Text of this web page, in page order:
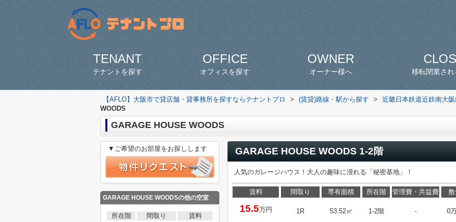
TENANT
テナントを探す
OFFICE
オフィスを探す
OWNER
オーナー様へ 移転閉業さ
【AFLO】大阪市で貸店舗・貸事務所を探すならテナントプロ > (賃貸)路線・駅から探す >
近畿日本鉄道近鉄南大
WOODS
GARAGE HOUSE WOODS
GARAGE HOUSE WOODS 1-2階
人気のガレージハウス！大人の趣味に浸れる「秘密基地」！
賃料
15.5万円
間取り
1R
専有面積
53.52㎡
所在階
1-2階
管理費・共益費
- 0
▼ご希望のお部屋をお探しします
GARAGE HOUSE WOODSの他の空室
所在階 間取り
賃料